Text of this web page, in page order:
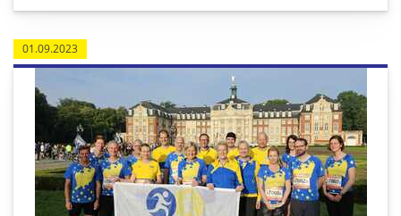
01.09.2023